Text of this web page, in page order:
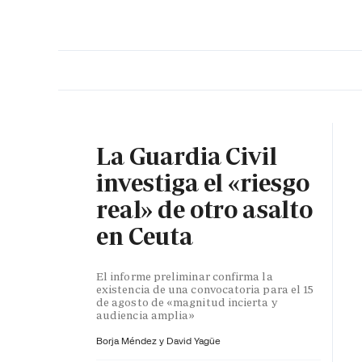
La Guardia Civil
investiga el «riesgo
real» de otro asalto
en Ceuta
El informe preliminar confirma la
existencia de una convocatoria para el 15
de agosto de «magnitud incierta y
audiencia amplia»
Borja Méndez y David Yagüe